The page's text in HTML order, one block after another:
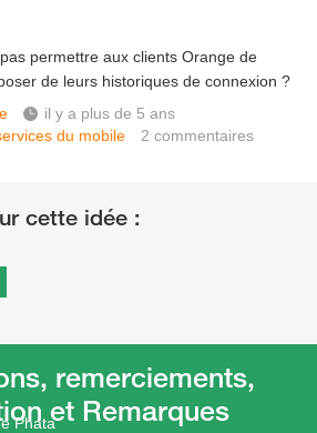
permettre aux clients Orange de
de leurs historiques de connexion ?
il y a plus de 5 ans
du mobile
2commentaires
Phata
remerciements,
et Remarques